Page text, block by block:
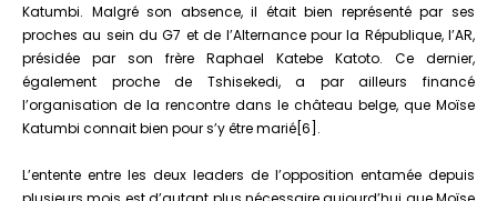
Katumbi. Malgré son absence, il était bien représenté par ses
proches au sein du G7 et de l’Alternance pour la République, l’AR,
présidée par son frère Raphael Katebe Katoto. Ce dernier,
également proche de Tshisekedi, a par ailleurs financé
l’organisation de la rencontre dans le château belge, que Moïse
Katumbi connait bien pour s’y être marié[6].
L’entente entre les deux leaders de l’opposition entamée depuis